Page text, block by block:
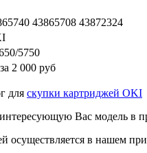
43865708 43872324
5750
за 2 000 руб
для скупки картриджей OKI
Вас модель в
осуществляется в нашем